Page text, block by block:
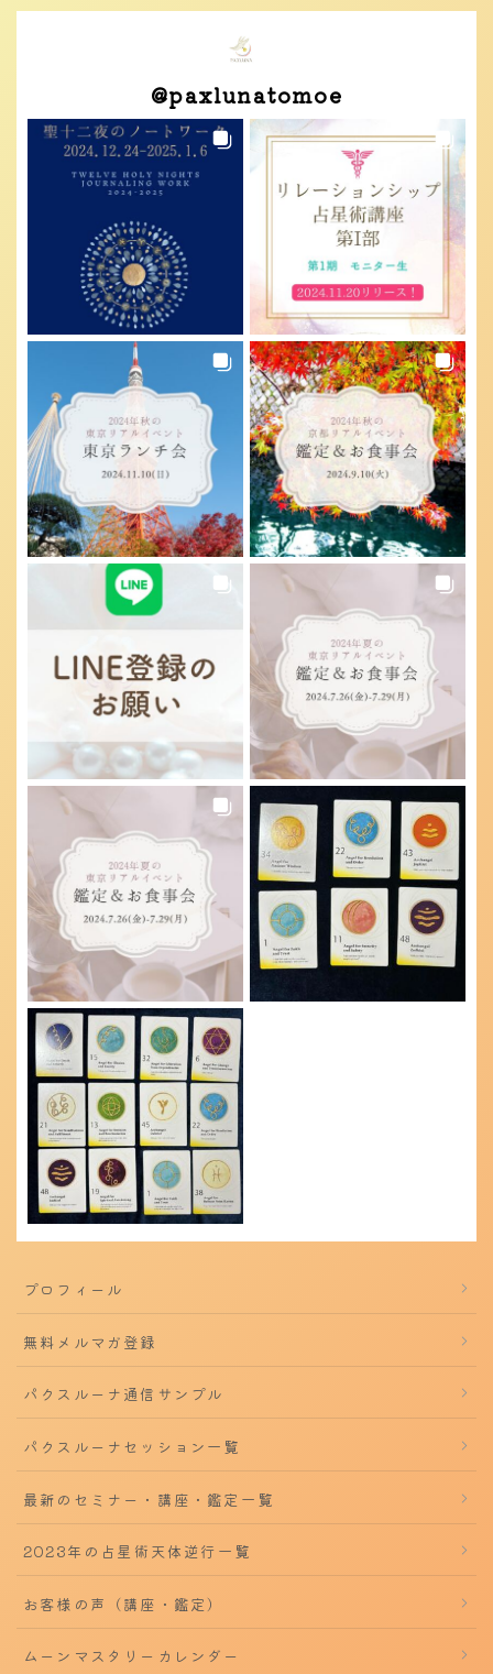
@paxlunatomoe
プロフィール
無料メルマガ登録
パクスルーナ通信サンプル
パクスルーナセッション一覧
最新のセミナー・講座・鑑定一覧
2023年の占星術天体逆行一覧
お客様の声（講座・鑑定）
ムーンマスタリーカレンダー